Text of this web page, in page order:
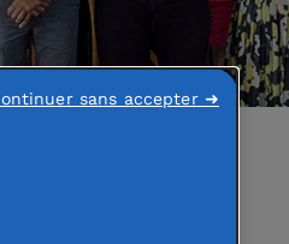
sans accepter ➜